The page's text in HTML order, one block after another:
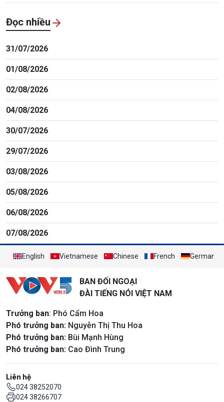
Đọc nhiều
31/07/2026
01/08/2026
02/08/2026
04/08/2026
30/07/2026
29/07/2026
03/08/2026
05/08/2026
06/08/2026
07/08/2026
English Vietnamese Chinese French German
BAN ĐỐI NGOẠI
ĐÀI TIẾNG NÓI VIỆT NAM
Trưởng ban: Phó Cẩm Hoa
Phó trưởng ban: Nguyễn Thị Thu Hoa
Phó trưởng ban: Bùi Mạnh Hùng
Phó trưởng ban: Cao Đình Trung
Liên hệ
024 38252070
024 38266707